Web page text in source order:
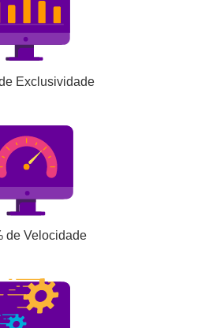
Exclusividade
de Velocidade